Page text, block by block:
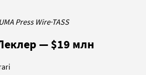
Press Wire·TASS
— $19 млн